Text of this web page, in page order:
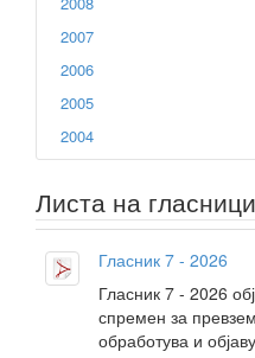
2007
2006
2005
2004
Листа на гласници
Гласник 7 - 2026
Гласник 7 - 2026
спремен за
обработува и